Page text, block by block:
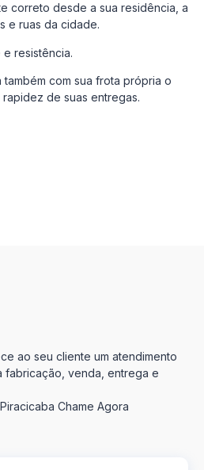
correto desde a sua residência, a
e ruas da cidade.
resistência.
também com sua frota própria o
de suas entregas.
ao seu cliente um atendimento
fabricação, venda, entrega e
Chame Agora